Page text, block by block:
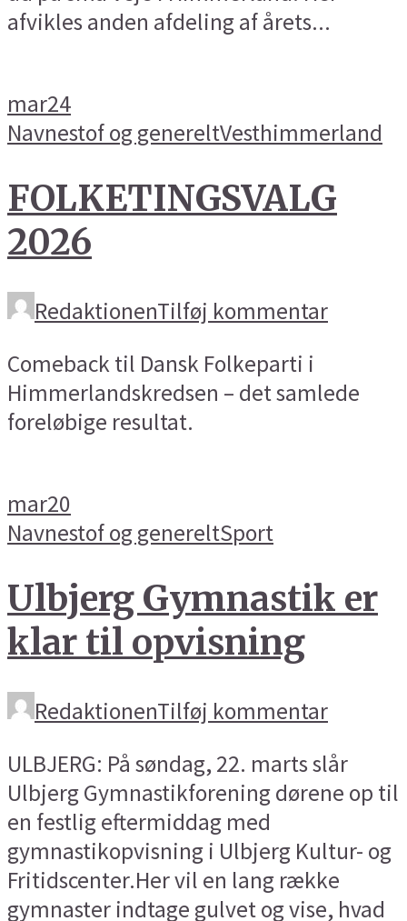
afvikles anden afdeling af årets...
mar24
Navnestof og genereltVesthimmerland
FOLKETINGSVALG
2026
RedaktionenTilføj kommentar
Comeback til Dansk Folkeparti i
Himmerlandskredsen – det samlede
foreløbige resultat.
mar20
Navnestof og genereltSport
Ulbjerg Gymnastik er
klar til opvisning
RedaktionenTilføj kommentar
ULBJERG: På søndag, 22. marts slår
Ulbjerg Gymnastikforening dørene op til
en festlig eftermiddag med
gymnastikopvisning i Ulbjerg Kultur- og
Fritidscenter.Her vil en lang række
gymnaster indtage gulvet og vise, hvad